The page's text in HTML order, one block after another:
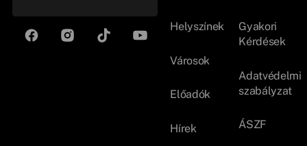
Helyszínek
Városok
Előadók
Hírek
Gyakori
Kérdések
Adatvédelmi
szabályzat
ÁSZF